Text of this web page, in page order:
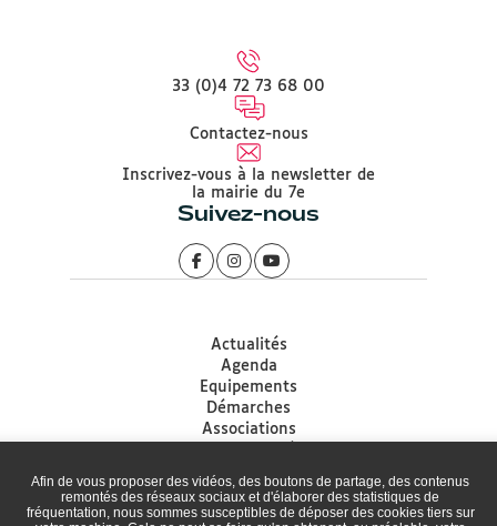
Afin de vous proposer des vidéos, des boutons de partage, des contenus
remontés des réseaux sociaux et d'élaborer des statistiques de
fréquentation, nous sommes susceptibles de déposer des cookies tiers sur
33 (0)4 72 73 68 00
Contactez-nous
Inscrivez-vous à la newsletter de
la mairie du 7e
Suivez-nous
Actualités
Agenda
Equipements
Démarches
Associations
Plan du site
Mentions légales
Protection des données